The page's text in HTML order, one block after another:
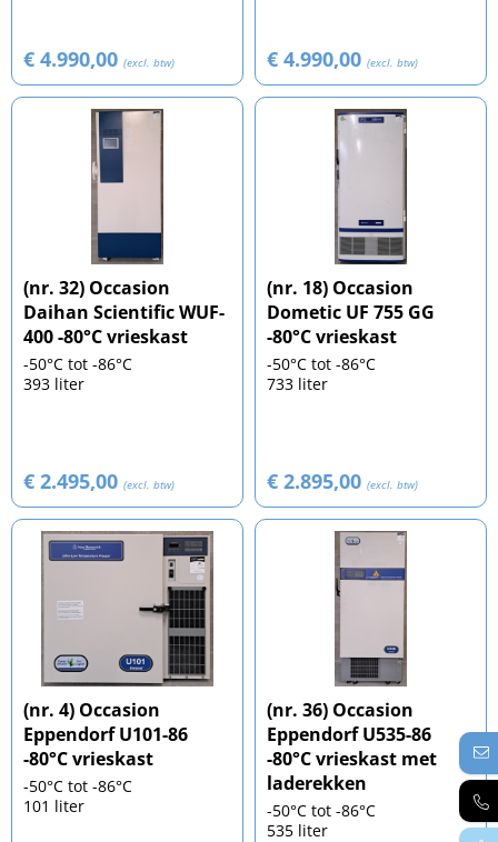
€ 4.990,00 (excl. btw) € 4.990,00 (excl. btw)
(nr. 32) Occasion
Daihan Scientific WUF-
400 -80°C vrieskast
-50°C tot -86°C
393 liter
€ 2.495,00 (excl. btw)
(nr. 18) Occasion
Dometic UF 755 GG
-80°C vrieskast
-50°C tot -86°C
733 liter
€ 2.895,00 (excl. btw)
(nr. 4) Occasion
Eppendorf U101-86
-80°C vrieskast
-50°C tot -86°C
101 liter
(nr. 36) Occasion
Eppendorf U535-86
-80°C vrieskast met
laderekken
-50°C tot -86°C
535 liter